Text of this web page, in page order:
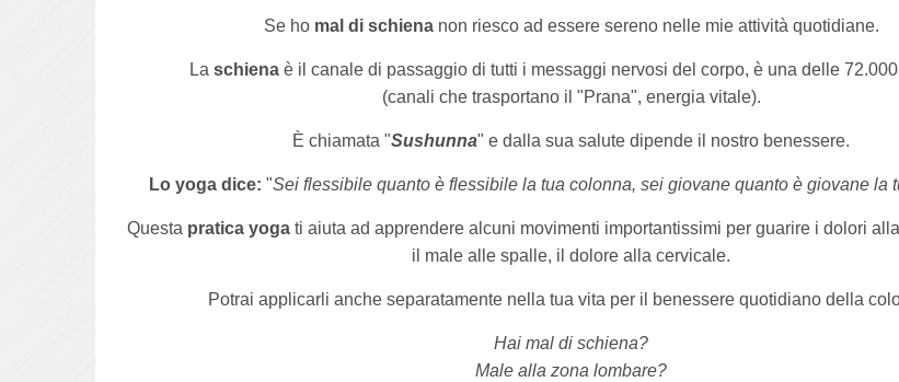
Se homal di schienanon riesco ad essere sereno nelle mie attività quotidiane.
Laschiena è il canale di passaggio di tutti i messaggi nervosi del corpo, è una delle
(canali che trasportano il "Prana", energia vitale).
È chiamata "Sushunna" e dalla sua salute dipende il nostro benessere.
Lo yoga dice: "Sei flessibile quanto è flessibile la tua colonna, sei giovane quanto è giovane la
Questa pratica yoga ti aiuta ad apprendere alcuni movimenti importantissimi per guarire i dolori
il male alle spalle, il dolore alla cervicale.
Potrai applicarli anche separatamente nella tua vita per il benessere quotidiano della
Hai mal di schiena?
Male alla zona lombare?